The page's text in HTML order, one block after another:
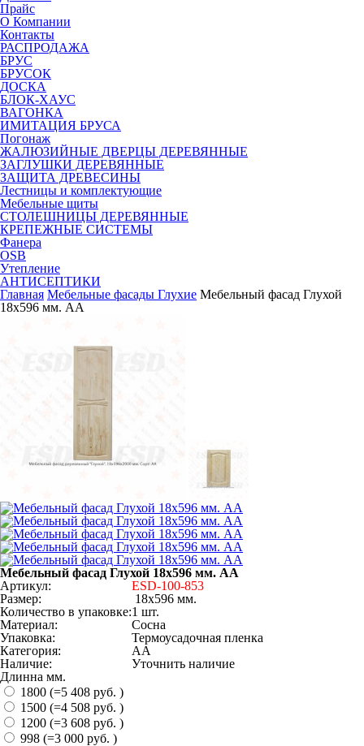
Прайс
О Компании
Контакты
РАСПРОДАЖА
БРУС
БРУСОК
ДОСКА
БЛОК-ХАУС
ВАГОНКА
ИМИТАЦИЯ БРУСА
Погонаж
ЖАЛЮЗИЙНЫЕ ДВЕРЦЫ ДЕРЕВЯННЫЕ
ЗАГЛУШКИ ДЕРЕВЯННЫЕ
ЗАЩИТА ДРЕВЕСИНЫ
Лестницы и комплектующие
Мебельные щиты
СТОЛЕШНИЦЫ ДЕРЕВЯННЫЕ
КРЕПЕЖНЫЕ СИСТЕМЫ
Фанера
OSB
Утепление
АНТИСЕПТИКИ
Главная Мебельные фасады Глухие Мебельный фасад Глухой
18х596 мм. АА
Мебельный фасад Глухой 18х596 мм. АА
Артикул:
ESD-100-853
Размер:
18х596 мм.
Количество в упаковке:1 шт.
Материал:
Сосна
Упаковка:
Термоусадочная пленка
Категория:
АА
Наличие:
Уточнить наличие
Длинна мм.
1800 (=5 408 руб. )
1500 (=4 508 руб. )
1200 (=3 608 руб. )
998 (=3 000 руб. )